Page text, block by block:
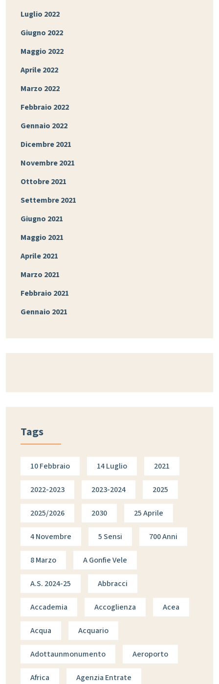
Luglio 2022
Giugno 2022
Maggio 2022
Aprile 2022
Marzo 2022
Febbraio 2022
Gennaio 2022
Dicembre 2021
Novembre 2021
Ottobre 2021
Settembre 2021
Giugno 2021
Maggio 2021
Aprile 2021
Marzo 2021
Febbraio 2021
Gennaio 2021
Tags
10 Febbraio 14 Luglio 2021
2022-2023 2023-2024 2025
2025/2026 2030 25 Aprile
4 Novembre 5 Sensi 700 Anni
8 Marzo A Gonfie Vele
A.s. 2024-25 Abbracci
Accademia Accoglienza Acea
Acqua Acquario
Adottaunmonumento Aeroporto
Africa Agenzia Entrate